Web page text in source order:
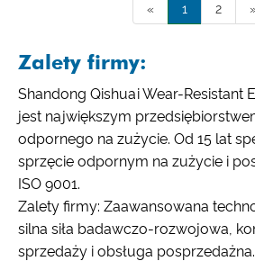
« 1 2
Zalety firmy:
Shandong Qishuai Wear-Resistant
jest największym
odpornego na zużycie. Od 15 lat
sprzęcie odpornym na zużycie i
ISO 9001.
Zalety firmy: Zaawansowana
silna siła badawczo-rozwojowa,
sprzedaży i obsługa posprzedażna.